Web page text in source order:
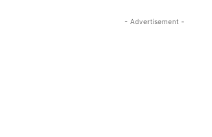
- Advertisement -